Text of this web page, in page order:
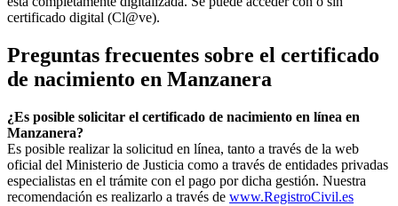
certificado digital (Cl@ve).
Preguntas frecuentes sobre el certificado
de nacimiento en Manzanera
¿Es posible solicitar el certificado de nacimiento en línea en
Manzanera?
Es posible realizar la solicitud en línea, tanto a través de la web
oficial del Ministerio de Justicia como a través de entidades privadas
especialistas en el trámite con el pago por dicha gestión. Nuestra
recomendación es realizarlo a través de www.RegistroCivil.es